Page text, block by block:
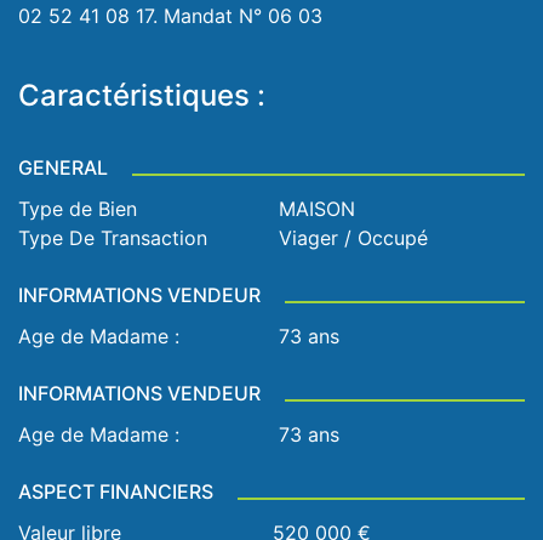
02 52 41 08 17. Mandat N° 06 03
Caractéristiques :
GENERAL
Type de Bien
MAISON
Type De Transaction
Viager / Occupé
INFORMATIONS VENDEUR
Age de Madame :
73 ans
INFORMATIONS VENDEUR
Age de Madame :
73 ans
ASPECT FINANCIERS
Valeur libre
520 000 €